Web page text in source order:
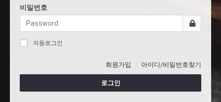
비밀번호
자동로그인
회원가입 아이디/비밀번호찾기
로그인